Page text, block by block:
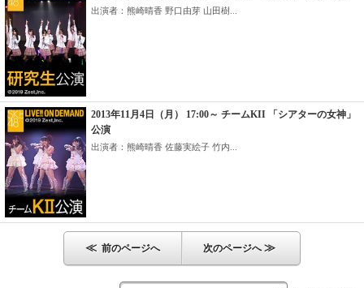
出演者：熊崎晴香 野口由芽 山田樹...
2013年11月4日（月） 17:00～ チームKII 「シアターの女神」
公演
出演者：熊崎晴香 佐藤実絵子 竹内...
≪ 前のページへ 次のページへ≫